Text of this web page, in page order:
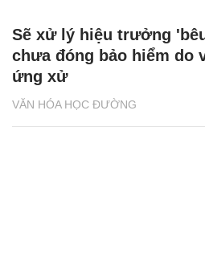
VĂN HÓA HỌC ĐƯỜNG
Sẽ xử lý hiệu trưởng
chưa đóng bảo hiểm do
ứng xử